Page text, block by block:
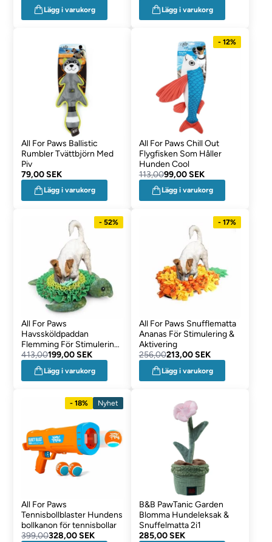
Lägg i varukorg Lägg i varukorg
All For Paws Ballistic
Rumbler Tvättbjörn Med
Piv
79,00 SEK
Lägg i varukorg
- 12%
All For Paws Chill Out
Flygfisken Som Håller
Hunden Cool
113,0099,00 SEK
Lägg i varukorg
- 52%
All For Paws
Havssköldpaddan
Flemming För Stimulering
& Aktivering
413,00199,00 SEK
Lägg i varukorg
- 17%
All For Paws Snufflematta
Ananas För Stimulering &
Aktivering
256,00213,00 SEK
Lägg i varukorg
- 18% Nyhet
All For Paws
Tennisbollblaster Hundens
bollkanon för tennisbollar
399,00328,00 SEK
B&B PawTanic Garden
Blomma Hundeleksak &
Snuffelmatta 2i1
285,00 SEK